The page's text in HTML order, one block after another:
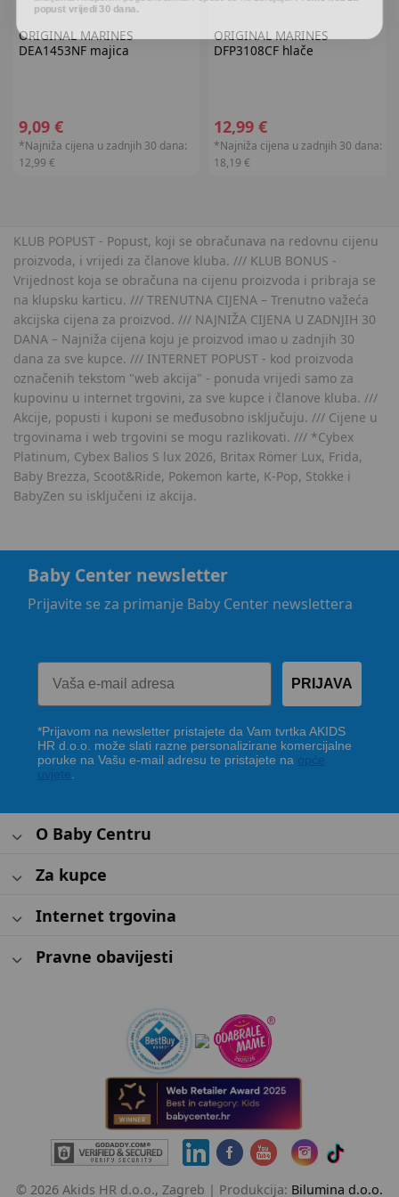
ORIGINAL MARINES
DEA1453NF majica
9,09 €
*Najniža cijena u zadnjih 30 dana:
12,99 €
ORIGINAL MARINES
DFP3108CF hlače
12,99 €
*Najniža cijena u zadnjih 30 dana:
18,19 €
KLUB POPUST - Popust, koji se obračunava na redovnu cijenu
proizvoda, i vrijedi za članove kluba. /// KLUB BONUS -
Vrijednost koja se obračuna na cijenu proizvoda i pribraja se
na klupsku karticu. /// TRENUTNA CIJENA – Trenutno važeća
akcijska cijena za proizvod. /// NAJNIŽA CIJENA U ZADNJIH 30
DANA – Najniža cijena koju je proizvod imao u zadnjih 30
dana za sve kupce. /// INTERNET POPUST - kod proizvoda
označenih tekstom "web akcija" - ponuda vrijedi samo za
kupovinu u internet trgovini, za sve kupce i članove kluba. ///
Akcije, popusti i kuponi se međusobno isključuju. /// Cijene u
trgovinama i web trgovini se mogu razlikovati. /// *Cybex
Platinum, Cybex Balios S lux 2026, Britax Römer Lux, Frida,
Baby Brezza, Scoot&Ride, Pokemon karte, K-Pop, Stokke i
BabyZen su isključeni iz akcija.
Baby Center newsletter
Prijavite se za primanje Baby Center newslettera
PRIJAVA
*Prijavom na newsletter pristajete da Vam tvrtka AKIDS
HR d.o.o. može slati razne personalizirane komercijalne
poruke na Vašu e-mail adresu te pristajete na opće
uvjete
O Baby Centru
Za kupce
Internet trgovina
Pravne obavijesti
© 2026 Akids HR d.o.o., Zagreb | Produkcija: Bilumina d.o.o.